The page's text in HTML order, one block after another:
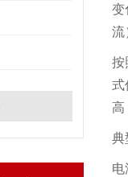
变
流
按
式
高
典
电